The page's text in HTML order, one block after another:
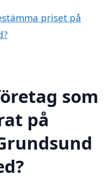
priset på
som
på